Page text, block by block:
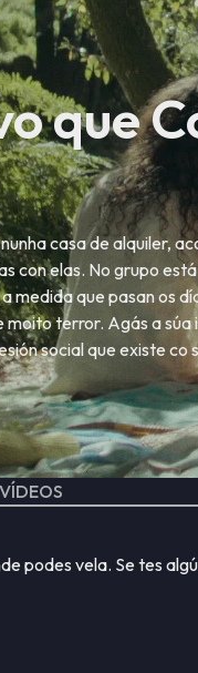
que
casa de alquiler,
con elas. No grupo
medida que pasan os
moito terror. Agás a
social que existe
VÍDEOS
podes vela. Se tes